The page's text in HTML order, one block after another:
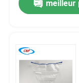
Nous contacter
Nouvelles
Les affaires
meilleur